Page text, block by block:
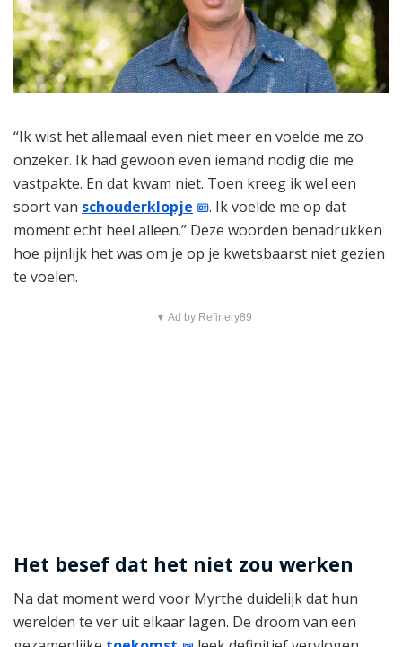
“Ik wist het allemaal even niet meer en voelde me zo
onzeker. Ik had gewoon even iemand nodig die me
vastpakte. En dat kwam niet. Toen kreeg ik wel een
soort van schouderklopje
. Ik voelde me op dat
moment echt heel alleen.” Deze woorden benadrukken
hoe pijnlijk het was om je op je kwetsbaarst niet gezien
te voelen.
▼ Ad by Refinery89
Het besef dat het niet zou werken
Na dat moment werd voor Myrthe duidelijk dat hun
werelden te ver uit elkaar lagen. De droom van een